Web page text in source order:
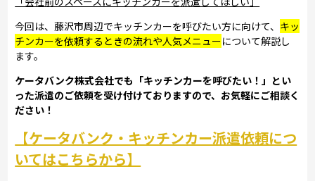
今回は、藤沢市周辺でキッチンカーを呼びたい方に向けて、 キッ
チンカーを依頼するときの流れや人気メニューについて解説し
ます。
ケータバンク株式会社でも「キッチンカーを呼びたい！」とい
った派遣のご依頼を受け付けておりますので、お気軽にご相談く
ださい！
【ケータバンク・キッチンカー派遣依頼につ
いてはこちらから】